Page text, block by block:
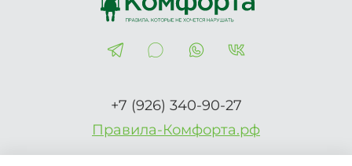
+7 (926) 340-90-27
Правила-Комфорта.рф